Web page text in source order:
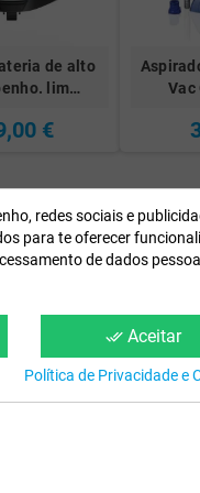
de alto
lim…
€
Vac
Condições da Web
redes sociais e
para te oferecer
de dados
done_all Aceitar
Política de Privacidade e